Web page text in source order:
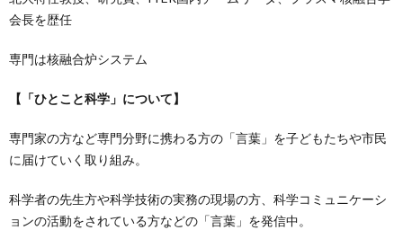
会長を歴任
専門は核融合炉システム
【「ひとこと科学」について】
専門家の方など専門分野に携わる方の「言葉」を子どもたちや市民
に届けていく取り組み。
科学者の先生方や科学技術の実務の現場の方、科学コミュニケーシ
ョンの活動をされている方などの「言葉」を発信中。